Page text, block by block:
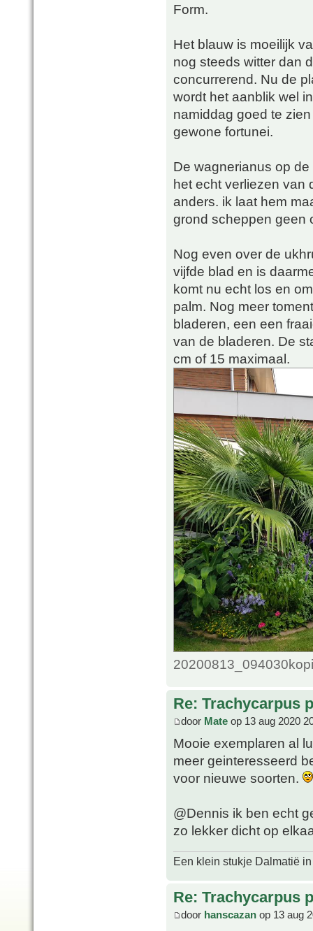
Form.
Het blauw is moeilijk
nog steeds witter dan
concurrerend. Nu de
wordt het aanblik wel
namiddag goed te
gewone fortunei.
De wagnerianus op
het echt verliezen van
anders. ik laat hem
grond scheppen geen
Nog even over de
vijfde blad en is
komt nu echt los en
palm. Nog meer
bladeren, een een
van de bladeren. De
cm of 15 maximaal.
Re: Trachycarpus
door Mate op 13 aug 2020
Mooie exemplaren al
meer geinteresseerd
voor nieuwe soorten.
@Dennis ik ben echt
zo lekker dicht op
Een klein stukje Dalmatië
Re: Trachycarpus
door hanscazan op 13 aug